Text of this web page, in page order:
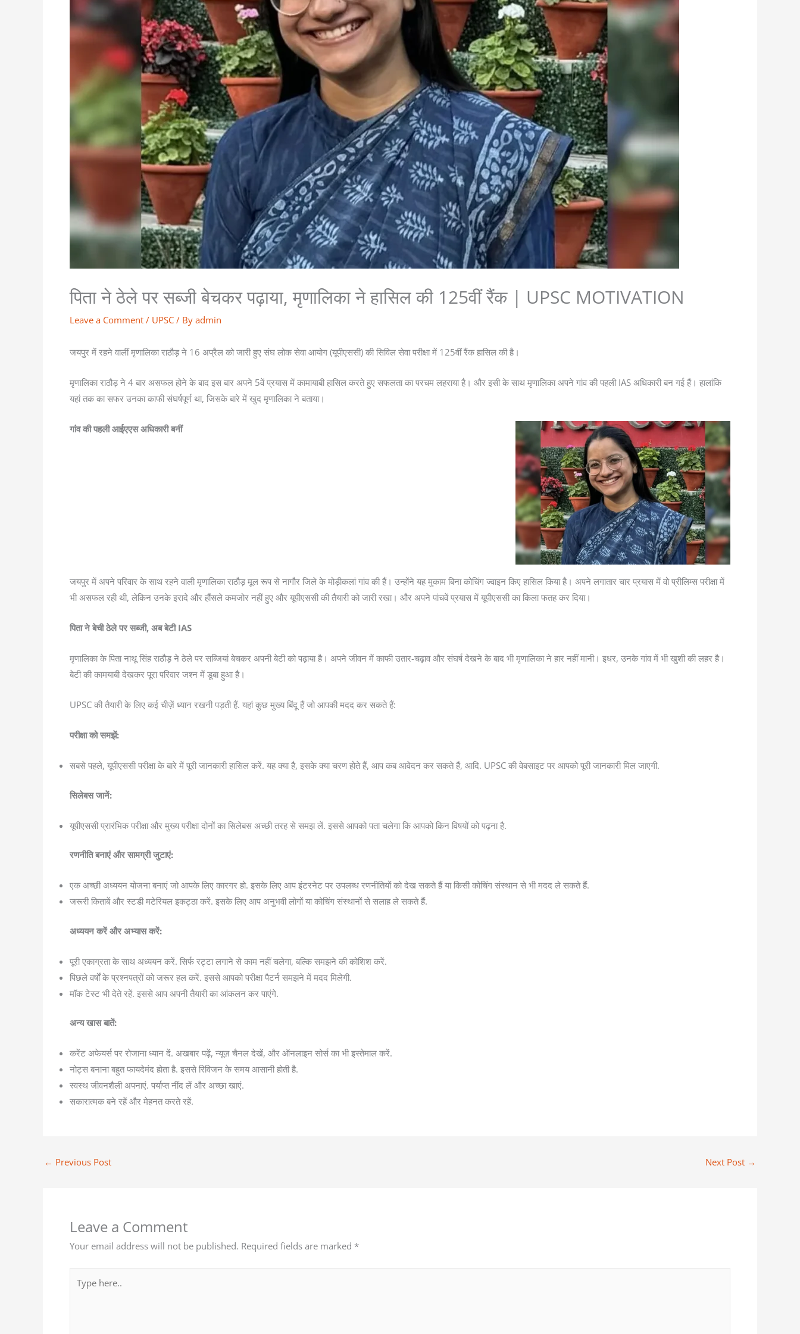
पिता ने ठेले पर सब्जी बेचकर पढ़ाया, मृणालिका ने हासिल की 125वीं रैंक | UPSC MOTIVATION
Leave a Comment / UPSC / By admin
जयपुर में रहने वालीं मृणालिका राठौड़ ने 16 अप्रैल को जारी हुए संघ लोक सेवा आयोग (यूपीएससी) की सिविल सेवा परीक्षा में 125वीं रैंक हासिल की है।
मृणालिका राठौड़ ने 4 बार असफल होने के बाद इस बार अपने 5वें प्रयास में कामायाबी हासिल करते हुए सफलता का परचम लहराया है। और इसी के साथ मृणालिका अपने गांव की पहली IAS अधिकारी बन गई हैं। हालांकि
यहां तक का सफर उनका काफी संघर्षपूर्ण था, जिसके बारे में खुद मृणालिका ने बताया।
गांव की पहली आईएएस अधिकारी बनीं
जयपुर में अपने परिवार के साथ रहने वाली मृणालिका राठौड़ मूल रूप से नागौर जिले के मोड़ीकलां गांव की हैं। उन्होंने यह मुकाम बिना कोचिंग ज्वाइन किए हासिल किया है। अपने लगातार चार प्रयास में वो प्रीलिम्स परीक्षा में
भी असफल रही थी, लेकिन उनके इरादे और हौंसले कमजोर नहीं हुए और यूपीएससी की तैयारी को जारी रखा। और अपने पांचवें प्रयास में यूपीएससी का किला फतह कर दिया।
पिता ने बेची ठेले पर सब्जी, अब बेटी IAS
मृणालिका के पिता नाथू सिंह राठौड़ ने ठेले पर सब्जियां बेचकर अपनी बेटी को पढ़ाया है। अपने जीवन में काफी उतार-चढ़ाव और संघर्ष देखने के बाद भी मृणालिका ने हार नहीं मानी। इधर, उनके गांव में भी खुशी की लहर है।
बेटी की कामयाबी देखकर पूरा परिवार जश्न में डूबा हुआ है।
UPSC की तैयारी के लिए कई चीज़ें ध्यान रखनी पड़ती हैं. यहां कुछ मुख्य बिंदू हैं जो आपकी मदद कर सकते हैं:
परीक्षा को समझें:
सबसे पहले, यूपीएससी परीक्षा के बारे में पूरी जानकारी हासिल करें. यह क्या है, इसके क्या चरण होते हैं, आप कब आवेदन कर सकते हैं, आदि. UPSC की वेबसाइट पर आपको पूरी जानकारी मिल जाएगी.
सिलेबस जानें:
यूपीएससी प्रारंभिक परीक्षा और मुख्य परीक्षा दोनों का सिलेबस अच्छी तरह से समझ लें. इससे आपको पता चलेगा कि आपको किन विषयों को पढ़ना है.
रणनीति बनाएं और सामग्री जुटाएं:
एक अच्छी अध्ययन योजना बनाएं जो आपके लिए कारगर हो. इसके लिए आप इंटरनेट पर उपलब्ध रणनीतियों को देख सकते हैं या किसी कोचिंग संस्थान से भी मदद ले सकते हैं.
जरूरी किताबें और स्टडी मटेरियल इकट्ठा करें. इसके लिए आप अनुभवी लोगों या कोचिंग संस्थानों से सलाह ले सकते हैं.
अध्ययन करें और अभ्यास करें:
पूरी एकाग्रता के साथ अध्ययन करें. सिर्फ रट्टा लगाने से काम नहीं चलेगा, बल्कि समझने की कोशिश करें.
पिछले वर्षों के प्रश्नपत्रों को जरूर हल करें. इससे आपको परीक्षा पैटर्न समझने में मदद मिलेगी.
मॉक टेस्ट भी देते रहें. इससे आप अपनी तैयारी का आंकलन कर पाएंगे.
अन्य खास बातें:
करेंट अफेयर्स पर रोजाना ध्यान दें. अखबार पढ़ें, न्यूज़ चैनल देखें, और ऑनलाइन सोर्स का भी इस्तेमाल करें.
नोट्स बनाना बहुत फायदेमंद होता है. इससे रिविजन के समय आसानी होती है.
स्वस्थ जीवनशैली अपनाएं. पर्याप्त नींद लें और अच्छा खाएं.
सकारात्मक बने रहें और मेहनत करते रहें.
← Previous Post Next Post →
Leave a Comment
Your email address will not be published. Required fields are marked *
here..